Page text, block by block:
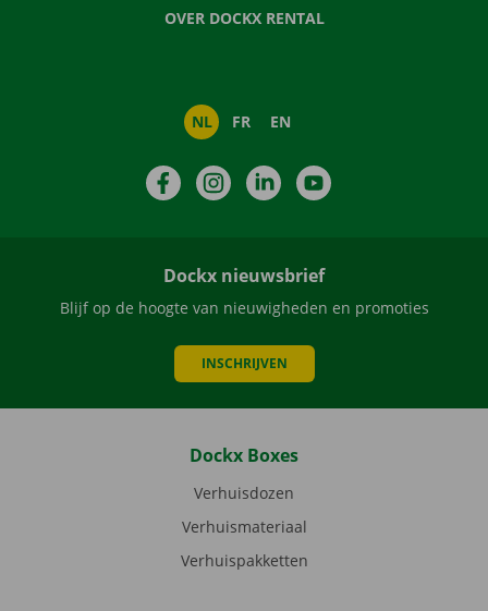
OVER DOCKX RENTAL
NL FR EN
FacebookInstagramLinkedIn
Dockx nieuwsbrief
Blijf op de hoogte van nieuwigheden en promoties
INSCHRIJVEN
Dockx Boxes
Verhuisdozen
Verhuismateriaal
Verhuispakketten